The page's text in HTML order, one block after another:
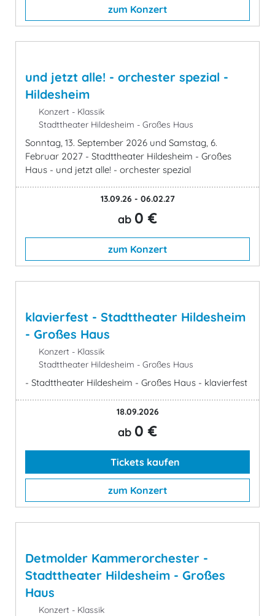
zum Konzert
und jetzt alle! - orchester spezial -
Hildesheim
Konzert - Klassik
Stadttheater Hildesheim - Großes Haus
Sonntag, 13. September 2026 und Samstag, 6.
Februar 2027 - Stadttheater Hildesheim - Großes
Haus - und jetzt alle! - orchester spezial
13.09.26 - 06.02.27
ab 0 €
zum Konzert
klavierfest - Stadttheater Hildesheim
- Großes Haus
Konzert - Klassik
Stadttheater Hildesheim - Großes Haus
- Stadttheater Hildesheim - Großes Haus - klavierfest
18.09.2026
ab 0 €
Tickets kaufen
zum Konzert
Detmolder Kammerorchester -
Stadttheater Hildesheim - Großes
Haus
Konzert - Klassik